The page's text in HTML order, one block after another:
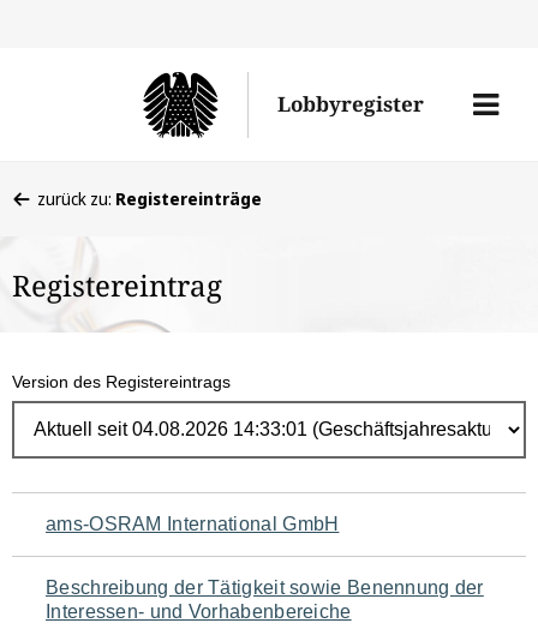
Lobbyregister
Menü
befinden
hier:
zurück zu: Registereinträge
Registereintrag
Version des Registereintrags
Navigation
für
den
ams-OSRAM International GmbH
Beschreibung der Tätigkeit sowie Benennung der
Interessen- und Vorhabenbereiche